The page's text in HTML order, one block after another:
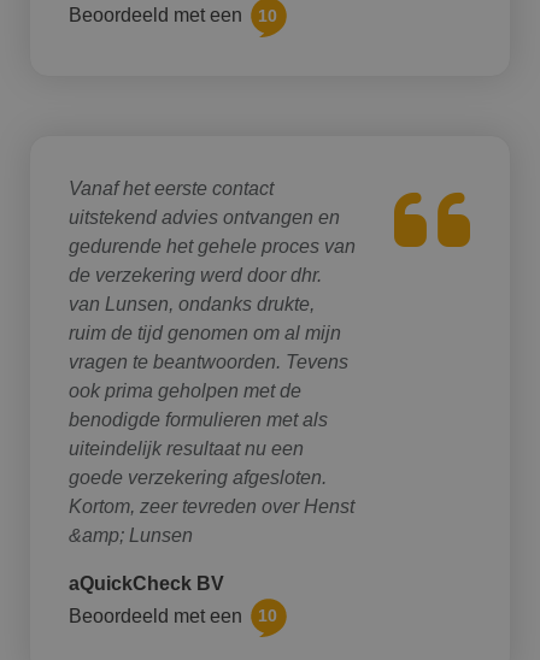
Beoordeeld met een
10
Vanaf het eerste contact
uitstekend advies ontvangen en
gedurende het gehele proces van
de verzekering werd door dhr.
van Lunsen, ondanks drukte,
ruim de tijd genomen om al mijn
vragen te beantwoorden. Tevens
ook prima geholpen met de
benodigde formulieren met als
uiteindelijk resultaat nu een
goede verzekering afgesloten.
Kortom, zeer tevreden over Henst
&amp; Lunsen
aQuickCheck BV
Beoordeeld met een
10